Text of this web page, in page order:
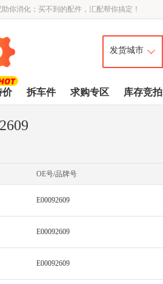
你消化；买不到的配件，汇配帮你搞定！
价 拆车件 求购专区 库存竞拍
OE号/品牌号
E00092609
E00092609
E00092609